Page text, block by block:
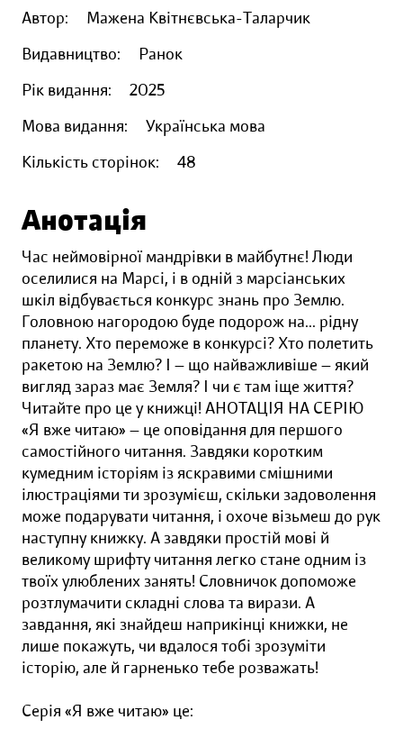
Автор:
Мажена Квітнєвська-Таларчик
Видавництво:
Ранок
Рік видання:
2025
Мова видання:
Українська мова
Кількість сторінок:
48
Анотація
Час неймовірної мандрівки в майбутнє! Люди
оселилися на Марсі, і в одній з марсіанських
шкіл відбувається конкурс знань про Землю.
Головною нагородою буде подорож на... рідну
планету. Хто переможе в конкурсі? Хто полетить
ракетою на Землю? І — що найважливіше — який
вигляд зараз має Земля? І чи є там іще життя?
Читайте про це у книжці! АНОТАЦІЯ НА СЕРІЮ
«Я вже читаю» — це оповідання для першого
самостійного читання. Завдяки коротким
кумедним історіям із яскравими смішними
ілюстраціями ти зрозумієш, скільки задоволення
може подарувати читання, і охоче візьмеш до рук
наступну книжку. А завдяки простій мові й
великому шрифту читання легко стане одним із
твоїх улюблених занять! Словничок допоможе
розтлумачити складні слова та вирази. А
завдання, які знайдеш наприкінці книжки, не
лише покажуть, чи вдалося тобі зрозуміти
історію, але й гарненько тебе розважать!
Серія «Я вже читаю» це: